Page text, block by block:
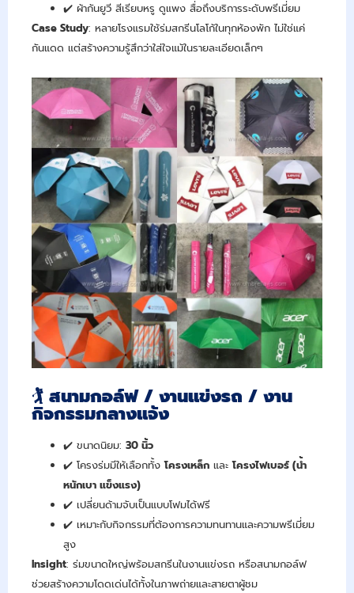
✔️ ผ้ากันยูวี สีเรียบหรู ดูแพง สื่อถึงบริการระดับพรีเมี่ยม
Case Study: หลายโรงแรมใช้ร่มสกรีนโลโก้ในทุกห้องพัก ไม่ใช่แค่
กันแดด แต่สร้างความรู้สึกว่าใส่ใจแม้ในรายละเอียดเล็กๆ
🏌️สนามกอล์ฟ / งานแข่งรถ / งาน
กิจกรรมกลางแจ้ง
✔️ ขนาดนิยม:30นิ้ว
✔️ โครงร่มมีให้เลือกทั้งโครงเหล็ก และโครงไฟเบอร์ (น้ำ
หนักเบา แข็งแรง)
✔️ เปลี่ยนด้ามจับเป็นแบบโฟมได้ฟรี
✔️ เหมาะกับกิจกรรมที่ต้องการความทนทานและความพรีเมี่ยม
สูง
Insight: ร่มขนาดใหญ่พร้อมสกรีนในงานแข่งรถ หรือสนามกอล์ฟ
ช่วยสร้างความโดดเด่นได้ทั้งในภาพถ่ายและสายตาผู้ชม